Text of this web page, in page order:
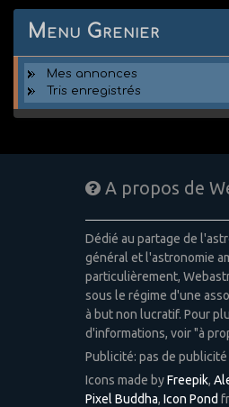
Menu Grenier
Mes annonces
Tris enregistrés
A propos de
Dédié au partage de
général et l'astronomie
particulièrement,
sous le régime d'une
à but non lucratif. Pour
d'informations, voir "à
Publicité: pas de publicité
Icons made byFreepik,
Pixel Buddha, Icon Pond